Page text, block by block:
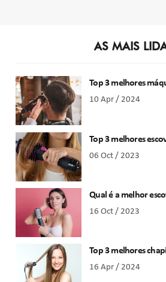
AS MAIS
Top 3 melhores
10 Apr / 2024
Top 3 melhores
06 Oct / 2023
Qual é a melhor
16 Oct / 2023
Top 3 melhores
16 Apr / 2024